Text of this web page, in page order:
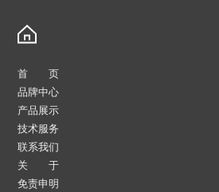
首 页
品牌中心
产品展示
技术服务
联系我们
关 于
免责申明